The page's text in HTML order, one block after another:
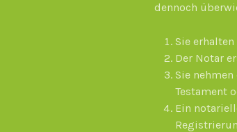
dennoch
Sie
Der Notar
Sie
Testament
Ein